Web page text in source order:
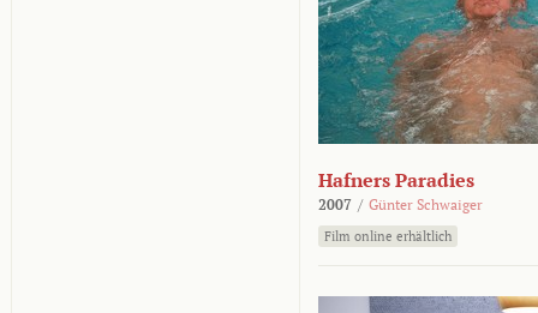
Hafners Paradies
2007 / Günter Schwaiger
Film online erhältlich